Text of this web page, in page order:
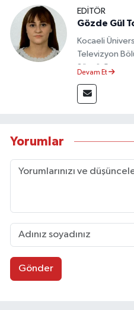
EDİTÖR
Gözde Gül
Kocaeli
Televizyon
Sözcü
Devam Et
Yorumlar
Gönder